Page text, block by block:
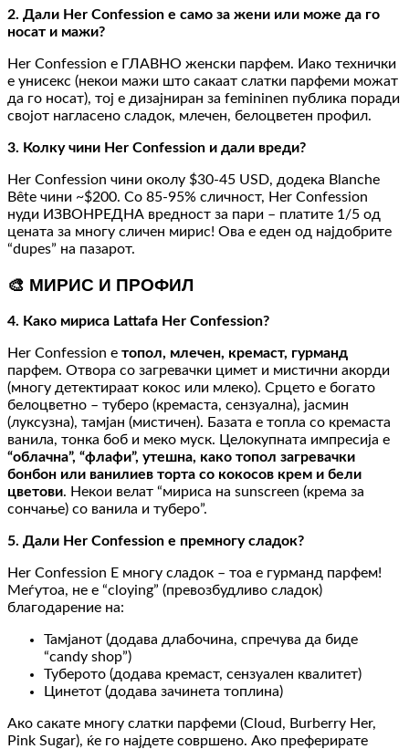
2. Дали Her Confession е само за жени или може да го
носат и мажи?
Her Confession е ГЛАВНО женски парфем. Иако технички
е унисекс (некои мажи што сакаат слатки парфеми можат
да го носат), тој е дизајниран за femininen публика поради
својот нагласено сладок, млечен, белоцветен профил.
3. Колку чини Her Confession и дали вреди?
Her Confession чини околу $30-45 USD, додека Blanche
Bête чини ~$200. Со 85-95% сличност, Her Confession
нуди ИЗВОНРЕДНА вредност за пари – платите 1/5 од
цената за многу сличен мирис! Ова е еден од најдобрите
“dupes” на пазарот.
🎨 МИРИС И ПРОФИЛ
4. Како мириса Lattafa Her Confession?
Her Confession е топол, млечен, кремаст, гурманд
парфем. Отвора со загревачки цимет и мистични акорди
(многу детектираат кокос или млеко). Срцето е богато
белоцветно – туберо (кремаста, сензуална), јасмин
(луксузна), тамјан (мистичен). Базата е топла со кремаста
ванила, тонка боб и меко муск. Целокупната импресија е
“облачна”, “флафи”, утешна, како топол загревачки
бонбон или ванилиев торта со кокосов крем и бели
цветови. Некои велат “мириса на sunscreen (крема за
сончање) со ванила и туберо”.
5. Дали Her Confession е премногу сладок?
Her Confession Е многу сладок – тоа е гурманд парфем!
Меѓутоа, не е “cloying” (превозбудливо сладок)
благодарение на:
Тамјанот (додава длабочина, спречува да биде
“candy shop”)
Туберото (додава кремаст, сензуален квалитет)
Цинетот (додава зачинета топлина)
Ако сакате многу слатки парфеми (Cloud, Burberry Her,
Pink Sugar), ќе го најдете совршено. Ако преферирате